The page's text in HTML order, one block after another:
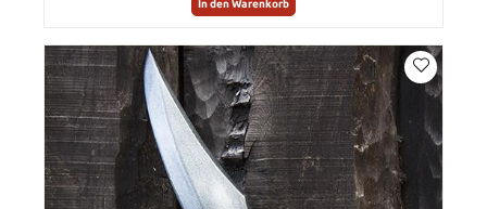
In den Warenkorb